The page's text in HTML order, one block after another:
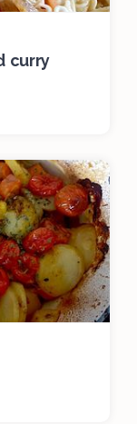
curry